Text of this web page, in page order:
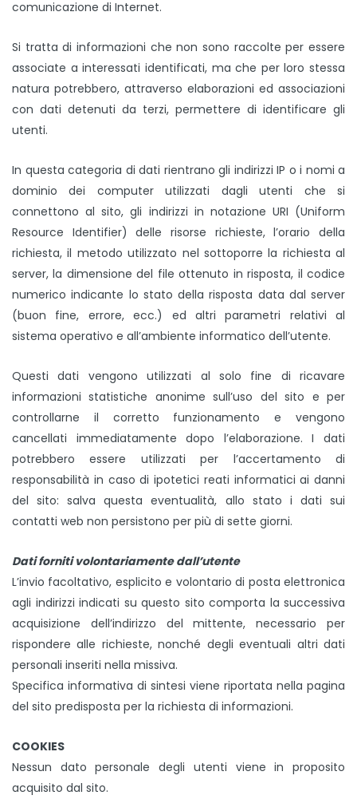
comunicazione di Internet.
Si tratta di informazioni che non sono raccolte per essere
associate a interessati identificati, ma che per loro stessa
natura potrebbero, attraverso elaborazioni ed associazioni
con dati detenuti da terzi, permettere di identificare gli
utenti.
In questa categoria di dati rientrano gli indirizzi IP o i nomi a
dominio dei computer utilizzati dagli utenti che si
connettono al sito, gli indirizzi in notazione URI (Uniform
Resource Identifier) delle risorse richieste, l’orario della
richiesta, il metodo utilizzato nel sottoporre la richiesta al
server, la dimensione del file ottenuto in risposta, il codice
numerico indicante lo stato della risposta data dal server
(buon fine, errore, ecc.) ed altri parametri relativi al
sistema operativo e all’ambiente informatico dell’utente.
Questi dati vengono utilizzati al solo fine di ricavare
informazioni statistiche anonime sull’uso del sito e per
controllarne il corretto funzionamento e vengono
cancellati immediatamente dopo l’elaborazione. I dati
potrebbero essere utilizzati per l’accertamento di
responsabilità in caso di ipotetici reati informatici ai danni
del sito: salva questa eventualità, allo stato i dati sui
contatti web non persistono per più di sette giorni.
Dati forniti volontariamente dall’utente
L’invio facoltativo, esplicito e volontario di posta elettronica
agli indirizzi indicati su questo sito comporta la successiva
acquisizione dell’indirizzo del mittente, necessario per
rispondere alle richieste, nonché degli eventuali altri dati
personali inseriti nella missiva.
Specifica informativa di sintesi viene riportata nella pagina
del sito predisposta per la richiesta di informazioni.
COOKIES
Nessun dato personale degli utenti viene in proposito
acquisito dal sito.